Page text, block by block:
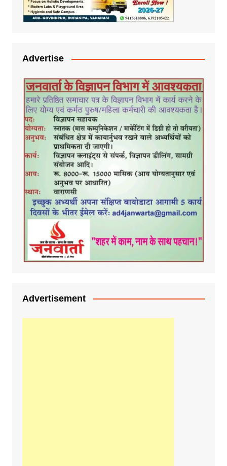
Advertise
Advertisement